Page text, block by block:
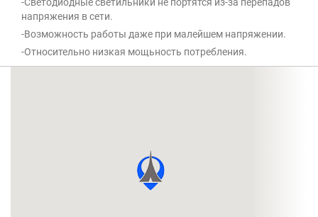
-Светодиодные светильники не портятся из-за перепадов
напряжения в сети.
-Возможность работы даже при малейшем напряжении.
-Относительно низкая мощьность потребления.